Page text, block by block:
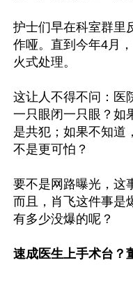
护士们早在科室群里
作哑。直到今年4月
火式处理。
这让人不得不问：医
一只眼闭一只眼？如
是共犯；如果不知道
不是更可怕？
要不是网路曝光，这
而且，肖飞这件事是
有多少没爆的呢？
速成医生上手术台？